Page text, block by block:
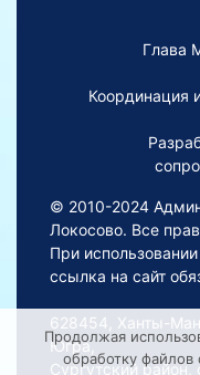
Глава
Координация
© 2010-2024
Локосово. Все
При
ссылка на сайт
628454, Ханты-
Югра,
Сургутский район,
Продолжая
обработку файлов